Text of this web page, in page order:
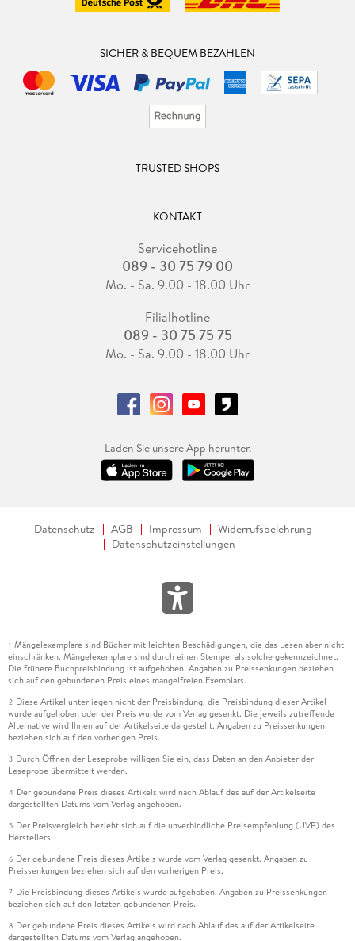
SICHER & BEQUEM BEZAHLEN
TRUSTED SHOPS
KONTAKT
Servicehotline
089 - 30 75 79 00
Mo. - Sa. 9.00 - 18.00 Uhr
Filialhotline
089 - 30 75 75 75
Mo. - Sa. 9.00 - 18.00 Uhr
Laden Sie unsere App herunter.
Datenschutz AGB Impressum
Widerrufsbelehrung
Datenschutzeinstellungen
1 Mängelexemplare sind Bücher mit leichten Beschädigungen, die das Lesen aber nicht
einschränken. Mängelexemplare sind durch einen Stempel als solche gekennzeichnet.
Die frühere Buchpreisbindung ist aufgehoben. Angaben zu Preissenkungen beziehen
sich auf den gebundenen Preis eines mangelfreien Exemplars.
2 Diese Artikel unterliegen nicht der Preisbindung, die Preisbindung dieser Artikel
wurde aufgehoben oder der Preis wurde vom Verlag gesenkt. Die jeweils zutreffende
Alternative wird Ihnen auf der Artikelseite dargestellt. Angaben zu Preissenkungen
beziehen sich auf den vorherigen Preis.
3 Durch Öffnen der Leseprobe willigen Sie ein, dass Daten an den Anbieter der
Leseprobe übermittelt werden.
4 Der gebundene Preis dieses Artikels wird nach Ablauf des auf der Artikelseite
dargestellten Datums vom Verlag angehoben.
5 Der Preisvergleich bezieht sich auf die unverbindliche Preisempfehlung (UVP) des
Herstellers.
6 Der gebundene Preis dieses Artikels wurde vom Verlag gesenkt. Angaben zu
Preissenkungen beziehen sich auf den vorherigen Preis.
7 Die Preisbindung dieses Artikels wurde aufgehoben. Angaben zu Preissenkungen
beziehen sich auf den letzten gebundenen Preis.
8 Der gebundene Preis dieses Artikels wird nach Ablauf des auf der Artikelseite
dargestellten Datums vom Verlag angehoben.